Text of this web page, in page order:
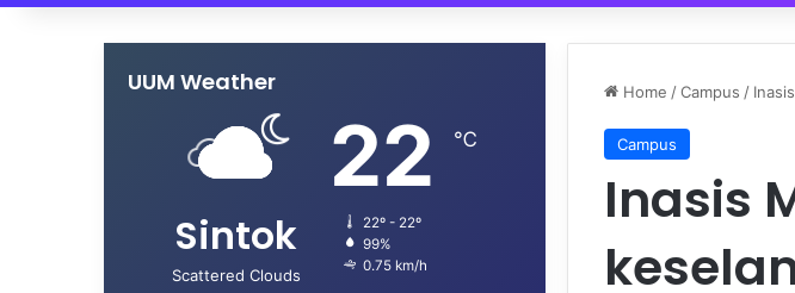
Home /Campus /
Campus
Inasis
UUM Weather
Sintok
Scattered Clouds
22 ℃
22º - 22º
99%
0.75 km/h